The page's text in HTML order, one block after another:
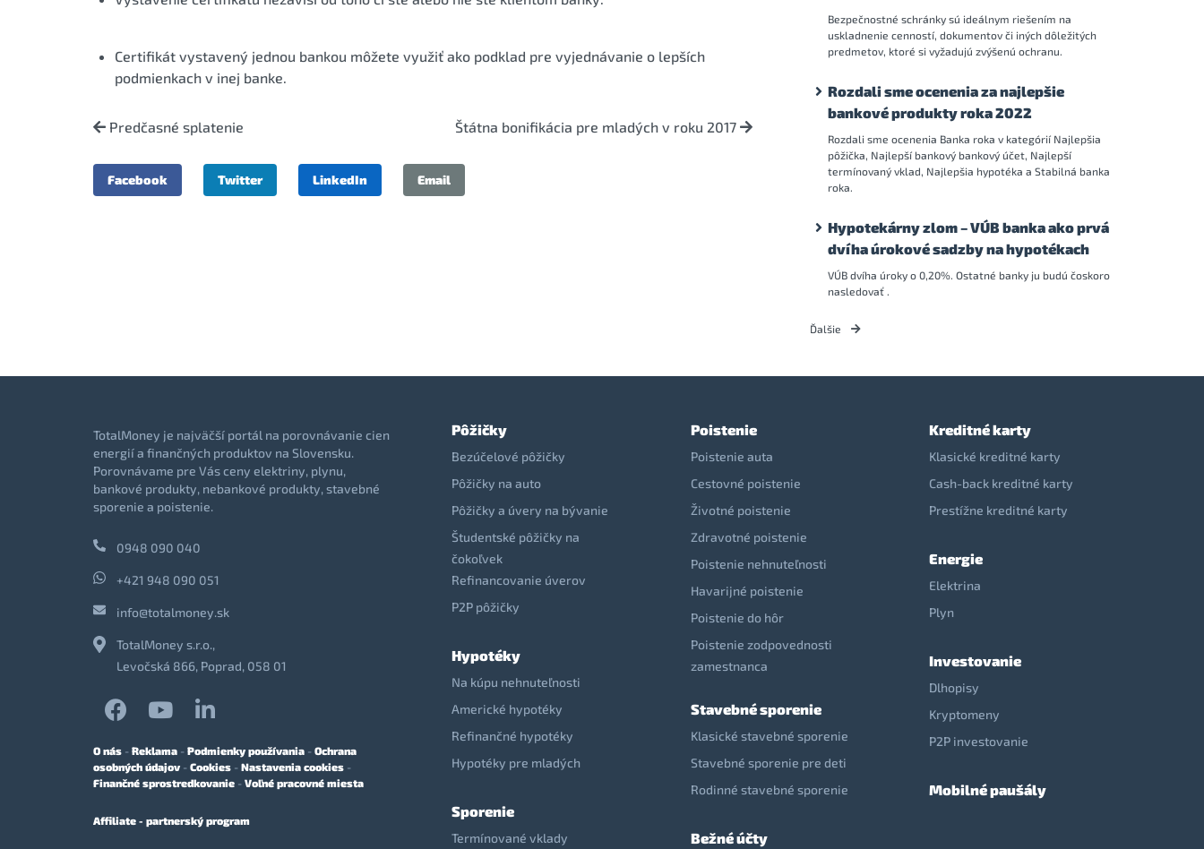
Certifikát vystavený jednou bankou môžete využiť ako podklad pre vyjednávanie o lepších
podmienkach v inej banke.
Predčasné splatenie Štátna bonifikácia pre mladých v roku 2017
Facebook Twitter LinkedIn Email
Bezpečnostné schránky sú ideálnym riešením na
uskladnenie cenností, dokumentov či iných dôležitých
predmetov, ktoré si vyžadujú zvýšenú ochranu.
Rozdali sme ocenenia za najlepšie
bankové produkty roka 2022
Rozdali sme ocenenia Banka roka v kategórií Najlepšia
pôžička, Najlepší bankový bankový účet, Najlepší
termínovaný vklad, Najlepšia hypotéka a Stabilná banka
roka.
Hypotekárny zlom – VÚB banka ako prvá
dvíha úrokové sadzby na hypotékach
VÚB dvíha úroky o 0,20%. Ostatné banky ju budú čoskoro
nasledovať .
Ďalšie
Pôžičky
Bezúčelové pôžičky
Pôžičky na auto
Pôžičky a úvery na bývanie
Študentské pôžičky na
čokoľvek
Refinancovanie úverov
P2P pôžičky
Hypotéky
Na kúpu nehnuteľnosti
Americké hypotéky
Refinančné hypotéky
Hypotéky pre mladých
Sporenie
Termínované vklady
Poistenie
Poistenie auta
Cestovné poistenie
Životné poistenie
Zdravotné poistenie
Poistenie nehnuteľnosti
Havarijné poistenie
Poistenie do hôr
Poistenie zodpovednosti
zamestnanca
Stavebné sporenie
Klasické stavebné sporenie
Stavebné sporenie pre deti
Rodinné stavebné sporenie
Bežné účty
Kreditné karty
Klasické kreditné karty
Cash-back kreditné karty
Prestížne kreditné karty
Energie
Elektrina
Plyn
Investovanie
Dlhopisy
Kryptomeny
P2P investovanie
Mobilné paušály
TotalMoney je najväčší portál na porovnávanie cien
energií a finančných produktov na Slovensku.
Porovnávame pre Vás ceny elektriny, plynu,
bankové produkty, nebankové produkty, stavebné
sporenie a poistenie.
0948 090 040
+421 948 090 051
info@totalmoney.sk
TotalMoney s.r.o.,
Levočská 866, Poprad, 058 01
O nás - Reklama - Podmienky používania - Ochrana
osobných údajov - Cookies - Nastavenia cookies -
Finančné sprostredkovanie - Voľné pracovné miesta
Affiliate - partnerský program